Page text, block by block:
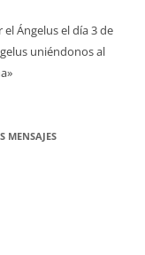
Ángelus el día 3 de
uniéndonos al
MENSAJES